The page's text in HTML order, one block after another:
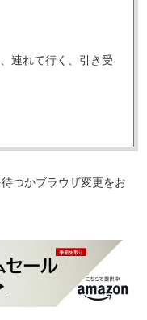
連れて行く、引き受
つかブラウザ変更をお